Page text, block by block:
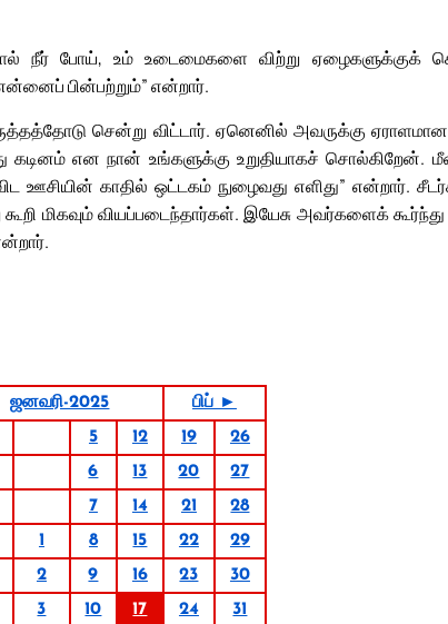
நீர் போய், உம் உடைமைகளை விற்று ஏழைகளுக்குக்
பின்பற்றும்” என்றார்.
சென்று விட்டார். ஏனெனில் அவருக்கு ஏராளமான
கடினம் என நான் உங்களுக்கு உறுதியாகச் சொல்கிறேன்.
ஊசியின் காதில் ஒட்டகம் நுழைவது எளிது” என்றார்.
கூறி மிகவும் வியப்படைந்தார்கள். இயேசு அவர்களைக்
ஜனவரி-2025
பிப் ►
5 12 19
26
6 13 20
27
7 14 21
28
1 8 15 22
29
2 9 16 23
30
3 10 17 24
31